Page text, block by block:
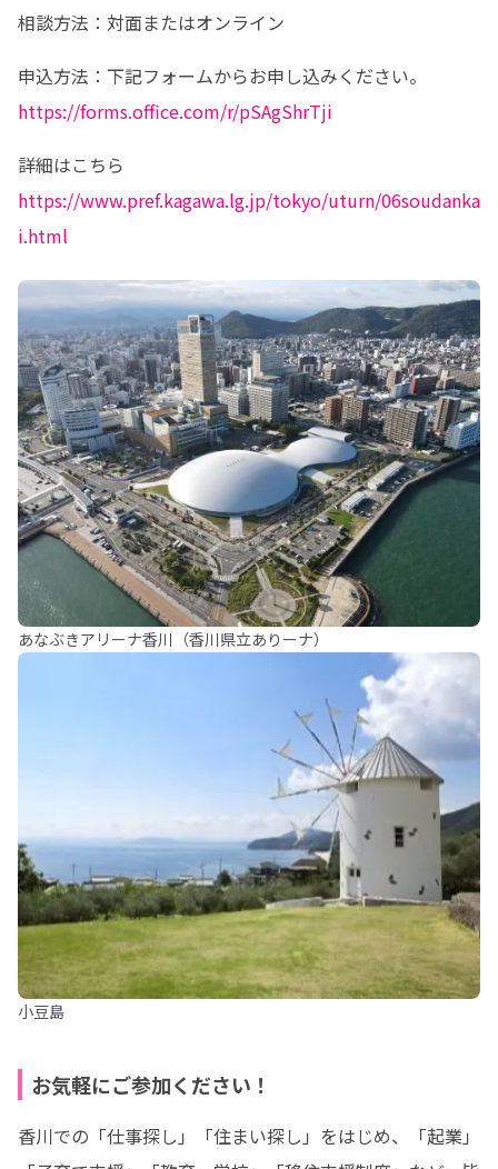
相談方法：対面またはオンライン
https://forms.office.com/r/pSAgShrTji
https://www.pref.kagawa.lg.jp/tokyo/uturn/06soudanka
i.html
あなぶきアリーナ香川（香川県立ありーナ）
小豆島
お気軽にご参加ください！
香川での「仕事探し」「住まい探し」をはじめ、「起業」